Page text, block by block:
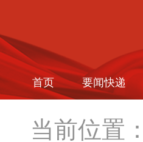
首页 要闻快递
当前位置：